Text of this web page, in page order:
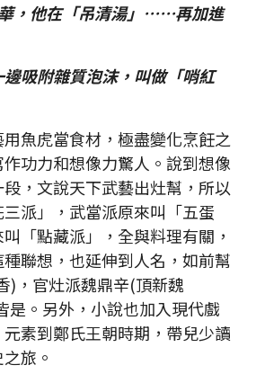
，他在「吊清湯」……再加進
吸附雜質泡沫，叫做「哨紅
虎當食材，極盡變化烹飪之
功力和想像力驚人。說到想像
，文說天下武藝出灶幫，所以
派」，武當派原來叫「五蛋
「點藏派」，全與料理有關，
聯想，也延伸到人名，如前幫
)，官灶派魏鼎辛(頂新魏
是。另外，小說也加入現代戲
素到鄭氏王朝時期，帶兒少讀
旅。